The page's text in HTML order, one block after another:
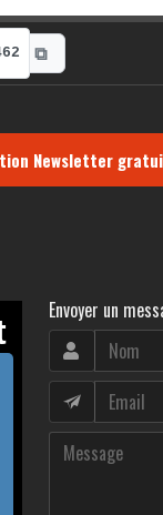
⧉
Newsletter
Envoyer un